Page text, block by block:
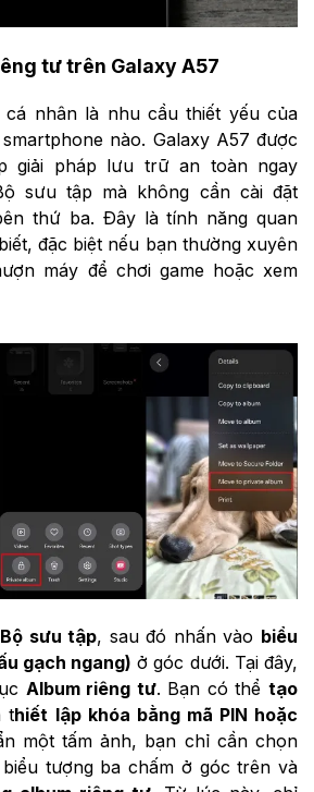
tư trên Galaxy A57
cá nhân là nhu cầu thiết yếu của
nào. Galaxy A57 được
giải pháp lưu trữ an toàn ngay
sưu tập mà không cần cài đặt
thứ ba. Đây là tính năng quan
đặc biệt nếu bạn thường xuyên
máy để chơi game hoặc xem
Bộ sưu tập, sau đó nhấn vào biểu
gạch ngang) ở góc dưới. Tại đây,
Album riêng tư. Bạn có thểtạo
thiết lập khóa bằng mã PIN hoặc
một tấm ảnh, bạn chỉ cần chọn
tượng ba chấm ở góc trên và